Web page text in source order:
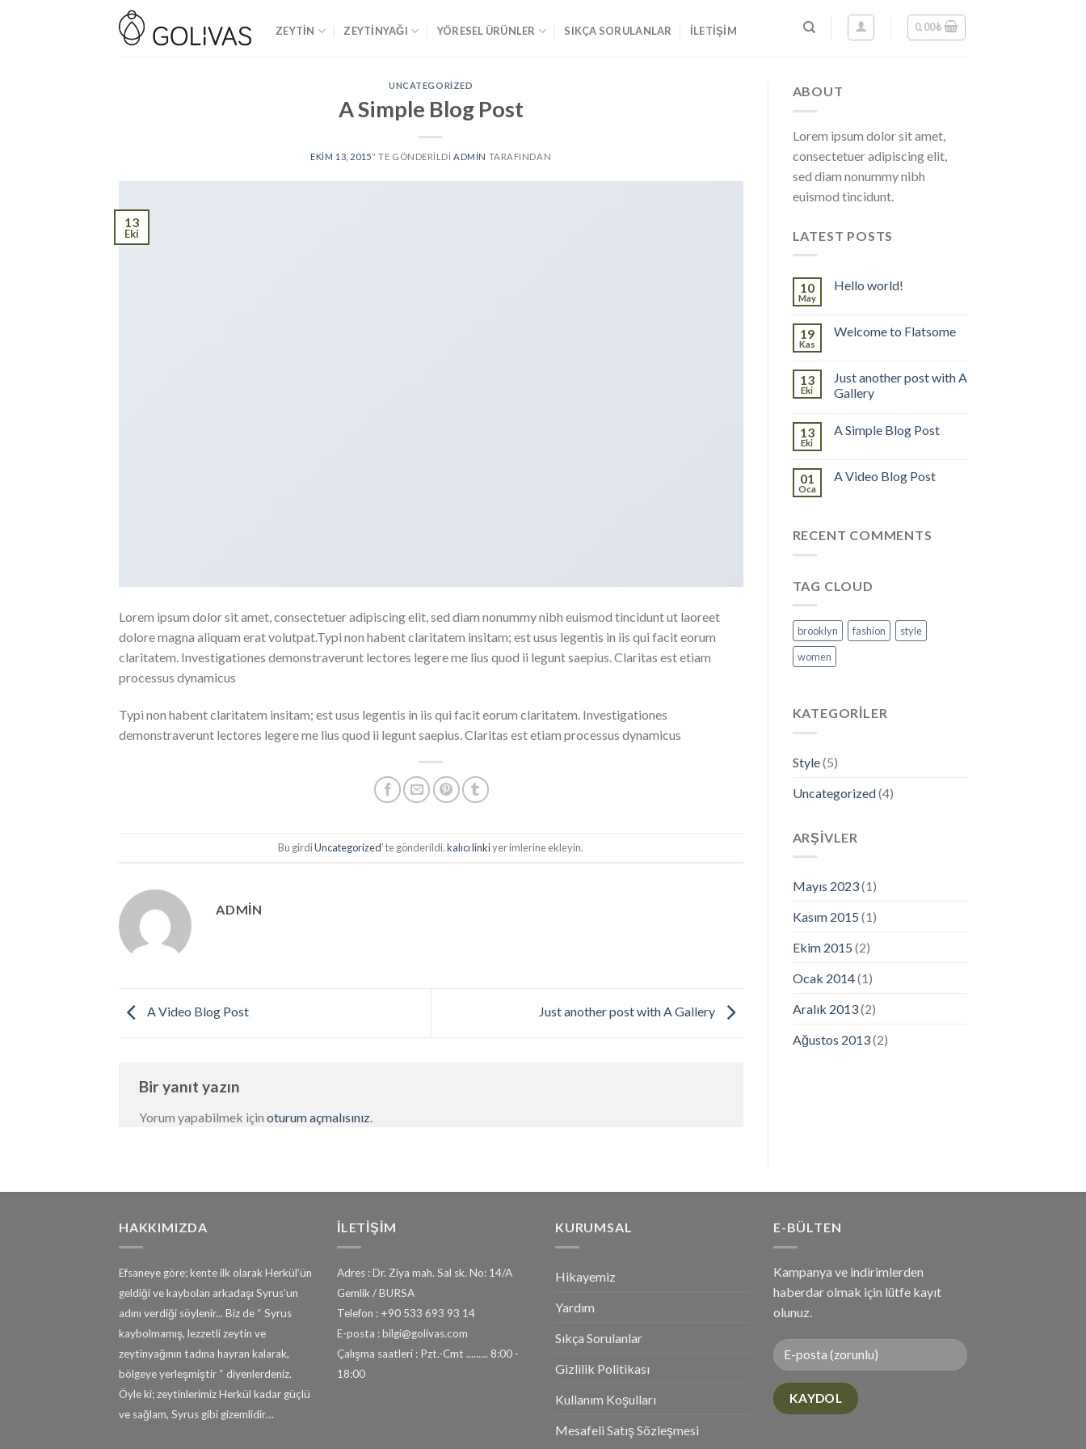
ZEYTİN ZEYTİNYAĞI YÖRESEL ÜRÜNLER SIKÇA SORULANLAR İLETIŞIM 0,00₺
UNCATEGORIZED
A Simple Blog Post
EKIM 13, 2015’' TE GÖNDERILDI ADMIN TARAFINDAN
13
Eki
Lorem ipsum dolor sit amet, consectetuer adipiscing elit, sed diam nonummy nibh euismod tincidunt ut laoreet
dolore magna aliquam erat volutpat.Typi non habent claritatem insitam; est usus legentis in iis qui facit eorum
claritatem. Investigationes demonstraverunt lectores legere me lius quod ii legunt saepius. Claritas est etiam
processus dynamicus
Typi non habent claritatem insitam; est usus legentis in iis qui facit eorum claritatem. Investigationes
demonstraverunt lectores legere me lius quod ii legunt saepius. Claritas est etiam processus dynamicus
Bu girdiUncategorized’ te gönderildi.kalıcı linkiyer imlerine ekleyin.
ADMIN
A Video Blog Post Just another post with A Gallery
Bir yanıt yazın
Yorum yapabilmek için oturum açmalısınız
ABOUT
Lorem ipsum dolor sit amet,
consectetuer adipiscing elit,
sed diam nonummy nibh
euismod tincidunt.
LATEST POSTS
10
May
Hello world!
19
Kas
Welcome to Flatsome
13
Eki
Just another post with A
Gallery
13
Eki
A Simple Blog Post
01
Oca
A Video Blog Post
RECENT COMMENTS
TAG CLOUD
brooklyn fashion
style
women
KATEGORILER
Style(5)
Uncategorized(4)
ARŞIVLER
Mayıs 2023(1)
Kasım 2015 (1)
Ekim 2015 (2)
Ocak 2014(1)
Aralık 2013(2)
Ağustos 2013(2)
HAKKIMIZDA
Efsaneye göre; kente ilk olarak Herkül’ün
geldiği ve kaybolan arkadaşı Syrus’un
adını verdiği söylenir... Biz de “ Syrus
kaybolmamış, lezzetli zeytin ve
zeytinyağının tadına hayran kalarak,
bölgeye yerleşmiştir “ diyenlerdeniz.
Öyle ki; zeytinlerimiz Herkül kadar güçlü
ve sağlam, Syrus gibi gizemlidir…
İLETİŞİM
Adres : Dr. Ziya mah. Sal sk. No: 14/A
Gemlik / BURSA
Telefon : +90 533 693 93 14
E-posta : bilgi@golivas.com
Çalışma saatleri : Pzt.-Cmt ......... 8:00 -
18:00
KURUMSAL
Hikayemiz
Yardım
Sıkça Sorulanlar
Gizlilik Politikası
Kullanım Koşulları
Mesafeli Satış Sözleşmesi
E-BÜLTEN
Kampanya ve indirimlerden
haberdar olmak için lütfe kayıt
olunuz.